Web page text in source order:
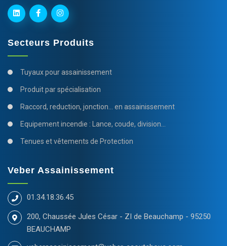
Secteurs Produits
Tuyaux pour assainissement
Produit par spécialisation
Raccord, reduction, jonction... en assainissement
Equipement incendie : Lance, coude, division...
Tenues et vêtements de Protection
Veber Assainissement
01.34.18.36.45
200, Chaussée Jules César - ZI de Beauchamp - 95250
BEAUCHAMP